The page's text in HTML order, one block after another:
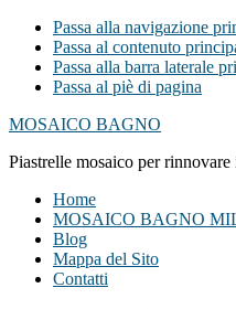
Passa alla navigazione
Passa al contenuto
Passa alla barra laterale
Passa al piè di pagina
MOSAICO BAGNO
Piastrelle mosaico per
Home
MOSAICO BAGNO
Blog
Mappa del Sito
Contatti